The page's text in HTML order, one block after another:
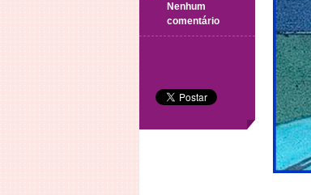
Nenhum
comentárioem
BOA